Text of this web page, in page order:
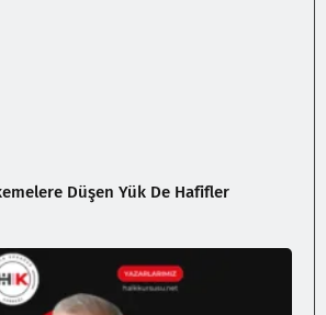
Düşen Yük De Hafifler